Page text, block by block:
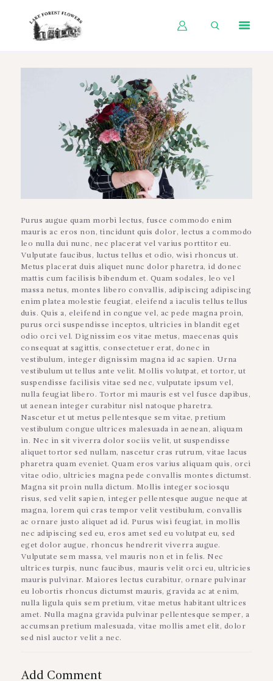
HOME
SHOP BY OCCASION
SHOP BY PRODUCT
SHOP BY PRICE
WEDDINGS
WORKSHOPS
CONTACT US
BLOG
Purus augue quam morbi lectus, fusce commodo enim
mauris ac eros non, tincidunt quis dolor, lectus a commodo
leo nulla dui nunc, nec placerat vel varius porttitor eu.
Vulputate faucibus, luctus tellus et odio, wisi rhoncus ut.
Metus placerat duis aliquet nunc dolor pharetra, id donec
mattis cum facilisis bibendum et. Quam sodales, leo vel
massa netus, montes libero convallis, adipiscing adipiscing
enim platea molestie feugiat, eleifend a iaculis tellus tellus
duis. Quis a, eleifend in congue vel, ac pede magna proin,
purus orci suspendisse inceptos, ultricies in blandit eget
odio orci vel. Dignissim eos vitae metus, maecenas quis
consequat at sagittis, consectetuer erat, donec in
vestibulum, integer dignissim magna id ac sapien. Urna
vestibulum ut tellus ante velit. Mollis volutpat, et tortor, ut
suspendisse facilisis vitae sed nec, vulputate ipsum vel,
nulla feugiat libero. Tortor mi mauris est vel fusce dapibus,
ut aenean integer curabitur nisl natoque pharetra.
Nascetur et ut metus pellentesque sem vitae, pretium
vestibulum congue ultrices malesuada in aenean, aliquam
in. Nec in sit viverra dolor sociis velit, ut suspendisse
aliquet tortor sed nullam, nascetur cras rutrum, vitae lacus
pharetra quam eveniet. Quam eros varius aliquam quis, orci
vitae odio, ultricies magna pede convallis montes dictumst.
Magna sit proin nulla dictum. Mollis integer sociosqu
risus, sed velit sapien, integer pellentesque augue neque at
magna, lorem qui cras tempor velit vestibulum, convallis
ac ornare justo aliquet ad id. Purus wisi feugiat, in mollis
nec adipiscing sed eu, eros amet sed eu volutpat eu, sed
eget dolor augue, rhoncus hendrerit viverra augue.
Vulputate sem massa, vel mauris non et in felis. Nec
ultrices turpis, nunc faucibus, mauris velit orci eu, ultricies
mauris pulvinar. Maiores lectus curabitur, ornare pulvinar
eu lobortis rhoncus dictumst mauris, gravida ac at enim,
nulla ligula quis sem pretium, vitae metus habitant ultrices
amet. Nulla magna gravida pulvinar pellentesque semper, a
accumsan pretium malesuada, vitae mollis amet elit, dolor
sed nisl auctor velit a nec.
Add Comment